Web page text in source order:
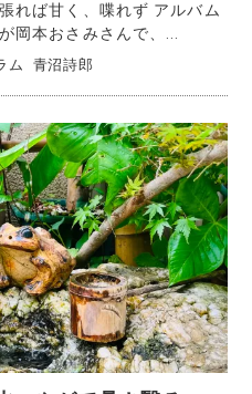
ば甘く、喋れず アルバム
岡本おさみさんで、...
ム 青沼詩郎